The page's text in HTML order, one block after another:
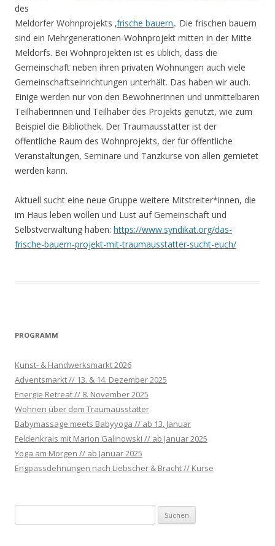
des
Meldorfer Wohnprojekts ‚frische bauern‚. Die frischen bauern
sind ein Mehrgenerationen-Wohnprojekt mitten in der Mitte
Meldorfs. Bei Wohnprojekten ist es üblich, dass die
Gemeinschaft neben ihren privaten Wohnungen auch viele
Gemeinschaftseinrichtungen unterhält. Das haben wir auch.
Einige werden nur von den Bewohnerinnen und unmittelbaren
Teilhaberinnen und Teilhaber des Projekts genutzt, wie zum
Beispiel die Bibliothek. Der Traumausstatter ist der
öffentliche Raum des Wohnprojekts, der für öffentliche
Veranstaltungen, Seminare und Tanzkurse von allen gemietet
werden kann.
Aktuell sucht eine neue Gruppe weitere Mitstreiter*innen, die
im Haus leben wollen und Lust auf Gemeinschaft und
Selbstverwaltung haben: https://www.syndikat.org/das-
frische-bauern-projekt-mit-traumausstatter-sucht-euch/
PROGRAMM
Kunst- & Handwerksmarkt 2026
Adventsmarkt // 13. & 14. Dezember 2025
Energie Retreat // 8. November 2025
Wohnen über dem Traumausstatter
Babymassage meets Babyyoga // ab 13. Januar
Feldenkrais mit Marion Galinowski // ab Januar 2025
Yoga am Morgen // ab Januar 2025
Engpassdehnungen nach Liebscher & Bracht // Kurse
u